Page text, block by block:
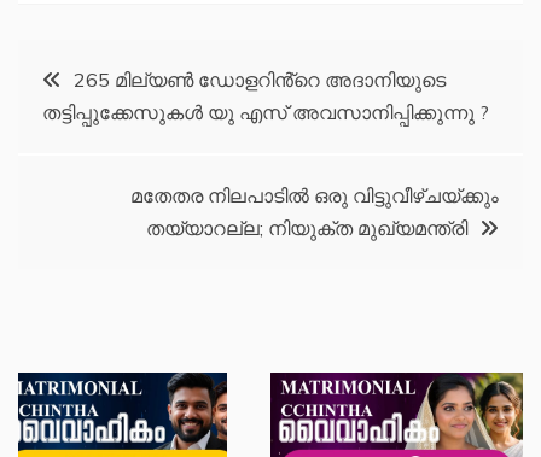
Post
navigation
265 മില്യൺ ഡോളറിൻ്റെ അദാനിയുടെ
തട്ടിപ്പുക്കേസുകൾ യു എസ് അവസാനിപ്പിക്കുന്നു ?
മതേതര നിലപാടിൽ ഒരു വിട്ടുവീഴ്ചയ്ക്കും
തയ്യാറല്ല; നിയുക്ത മുഖ്യമന്ത്രി